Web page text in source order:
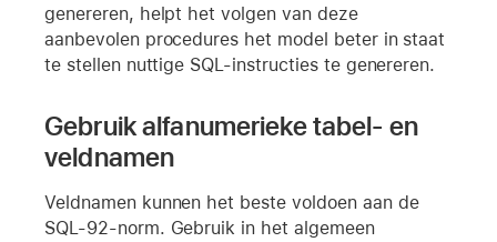
genereren, helpt het volgen van deze
aanbevolen procedures het model beter in staat
te stellen nuttige SQL-instructies te genereren.
Gebruik alfanumerieke tabel- en
veldnamen
Veldnamen kunnen het beste voldoen aan de
SQL-92-norm. Gebruik in het algemeen